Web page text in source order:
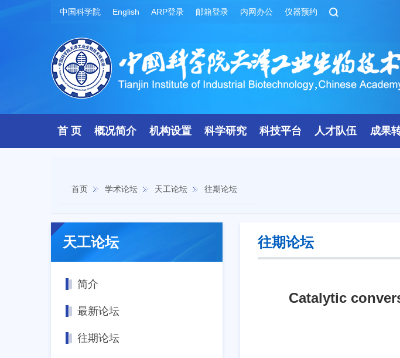
中国科学院 English ARP登录 邮箱登录 内网办公 仪器预约
首 页 概况简介 机构设置 科学研究 科技平台 人才队伍 成果
首页 学术论坛 天工论坛 往期论坛
天工论坛
简介
最新论坛
往期论坛
往期论坛
Catalytic